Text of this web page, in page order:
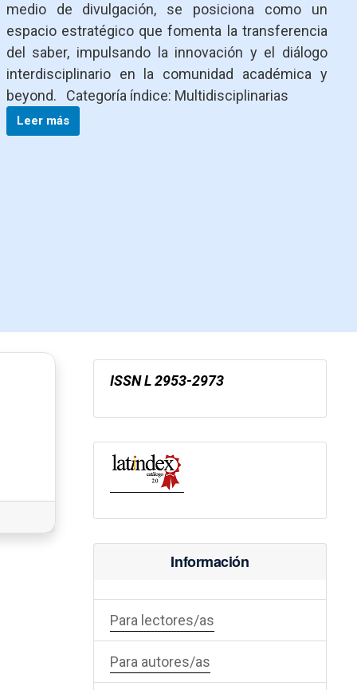
medio de divulgación, se posiciona como un
espacio estratégico que fomenta la transferencia
del saber, impulsando la innovación y el diálogo
interdisciplinario en la comunidad académica y
beyond. Categoría índice: Multidisciplinarias
Leer más
ISSNL 2953-2973
Información
Para lectores/as
Para autores/as